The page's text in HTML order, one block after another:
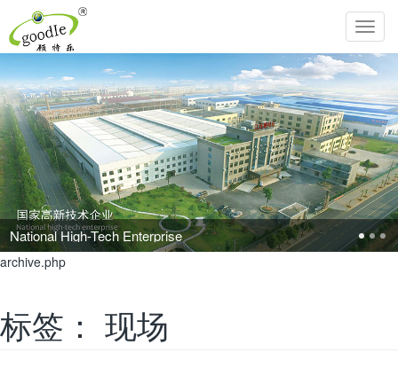
Pursue the perfection of life and inherit Chinese filial piety!
archive.php
标签： 现场